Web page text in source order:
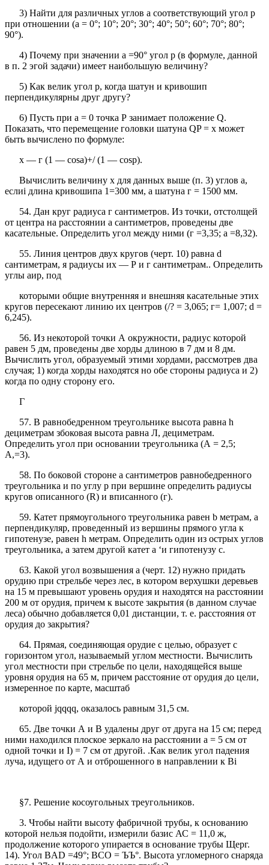
3) Найти для различных углов а соответствующий угол р
при отношении (а = 0°; 10°; 20°; 30°; 40°; 50°; 60°; 70°; 80°;
90°).
4) Почему при значении а =90° угол р (в формуле, данной
в п. 2 эгой задачи) имеет наибольшую величину?
5) Как велик угол р, когда шатун и кривошип
перпендикулярны друг другу?
6) Пусть при а = 0 точка Р занимает положение Q.
Показать, что перемещение головки шатуна QP = x может
быть вычислено по формуле:
х — г (1 — cosa)+/ (1 — cosр).
Вычислить величину х для данных выше (п. 3) углов а,
еслиi длина кривошипа 1=300 мм, а шатуна г = 1500 мм.
54. Дан круг радиуса г сантиметров. Из точки, отстолщей
от центра на расстоянии а сантиметров, проведены две
касательные. Определить угол между ними (г =3,35; а =8,32).
55. Линия центров двух кругов (черт. 10) равна d
сантиметрам, я радиусы их — Р и г сантиметрам.. Определить
углы аир, под
которыми общие внутренняя и внешняя касательные этих
кругов пересекают линию их центров (/? = 3,065; г= 1,007; d =
6,245).
56. Из некоторой точки А окружности, радиус которой
равен 5 дм, проведены две хорды длиною в 7 дм и 8 дм.
Вычислить угол, образуемый этими хордами, рассмотрев два
случая; 1) когда хорды находятся но обе стороны радиуса и 2)
когда по одну сторону его.
Г
57. В равнобедренном треугольнике высота равна h
дециметрам збоковая высота равна Л, дециметрам.
Определить угол при основании треугольника (А = 2,5;
A,=3).
58. По боковой стороне а сантиметров равнобедренного
треугольника и по углу р при вершине определить радиусы
кругов описанного (R) и вписанного (г).
59. Катет прямоугольного треугольника равен b метрам, а
перпендикуляр, проведенный из вершины прямого угла к
гипотенузе, равен h метрам. Определить один из острых углов
треугольника, а затем другой катет а ‘и гипотенузу с.
63. Какой угол возвышения а (черт. 12) нужно придать
орудию при стрельбе через лес, в котором верхушки деревьев
на 15 м превышают уровень орудия и находятся на расстоянии
200 м от орудия, причем к высоте закрытия (в данном случае
леса) обычно добавляется 0,01 дистанции, т. е. расстояния от
орудия до закрытия?
64. Прямая, соединяющая орудие с целью, образует с
горизонтом угол, называемый углом местности. Вычислить
угол местности при стрельбе по цели, находящейся выше
уровня орудия на 65 м, причем расстояние от орудия до цели,
измеренное по карте, масштаб
которой jqqqq, оказалось равным 31,5 см.
65. Две точки А и В удалены друг от друга на 15 см; перед
ними находился плоское зеркало на расстоянии a = 5 см от
одной точки и I) = 7 см от другой. .Как велик угол падения
луча, идущего от А и отброшенного в направлении к Bi
§7. Решение косоугольных треугольников.
3. Чтобы найти высоту фабричной трубы, к основанию
которой нельзя подойти, измерили базис АС = 11,0 ж,
продолжение которого упирается в основание трубы Щерг.
14). Угол BAD =49°; ВСО = ЪЪ°. Высота угломерного снаряда